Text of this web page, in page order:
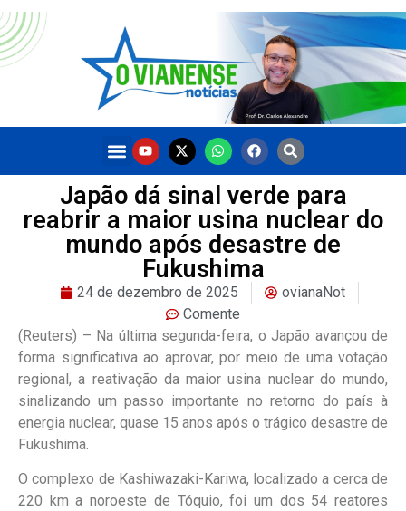
Japão dá sinal verde para
reabrir a maior usina nuclear do
mundo após desastre de
Fukushima
24 de dezembro de 2025
ovianaNot
Comente
(Reuters) – Na última segunda-feira, o Japão avançou de
forma significativa ao aprovar, por meio de uma votação
regional, a reativação da maior usina nuclear do mundo,
sinalizando um passo importante no retorno do país à
energia nuclear, quase 15 anos após o trágico desastre de
Fukushima.
O complexo de Kashiwazaki-Kariwa, localizado a cerca de
220 km a noroeste de Tóquio, foi um dos 54 reatores